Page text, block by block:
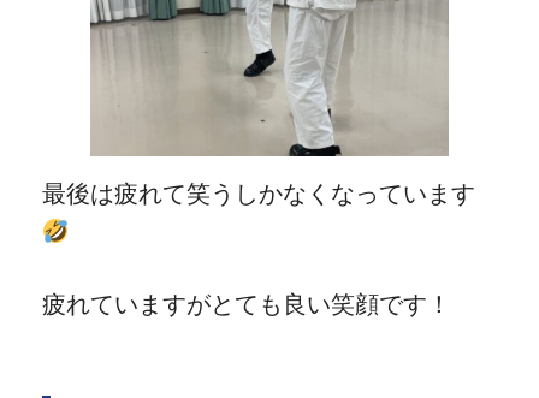
最後は疲れて笑うしかなくなっています
疲れていますがとても良い笑顔です！